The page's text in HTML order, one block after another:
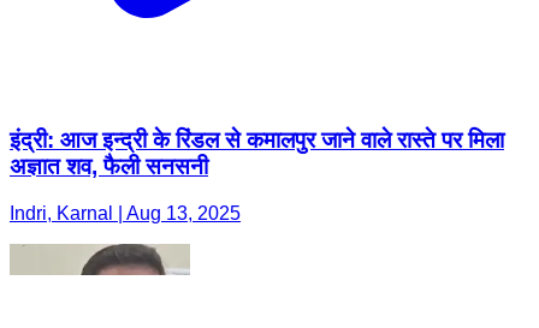
इंद्री: आज इन्द्री के रिंडल से कमालपुर जाने वाले रास्ते पर मिला
अज्ञात शव, फैली सनसनी
Indri, Karnal | Aug 13, 2025